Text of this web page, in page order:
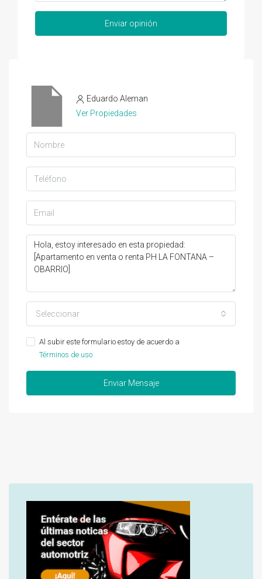
Enviar opinión
Eduardo Aleman
Ver Propiedades
Seleccionar
Al subir este formulario estoy de acuerdo a
Términos de uso
Enviar Mensaje